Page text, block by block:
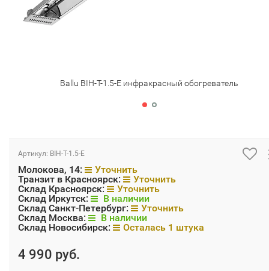
Ballu BIH-T-1.5-E инфракрасный обогреватель
Артикул: BIH-T-1.5-E
Молокова, 14:
Уточнить
Транзит в Красноярск:
Уточнить
Склад Красноярск:
Уточнить
Склад Иркутск:
В наличии
Склад Санкт-Петербург:
Уточнить
Склад Москва:
В наличии
Склад Новосибирск:
Осталась 1 штука
4 990 руб.